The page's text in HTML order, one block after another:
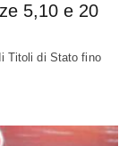
5,10 e 20
Titoli di Stato fino